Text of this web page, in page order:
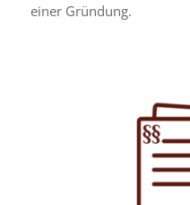
einer Gründung.